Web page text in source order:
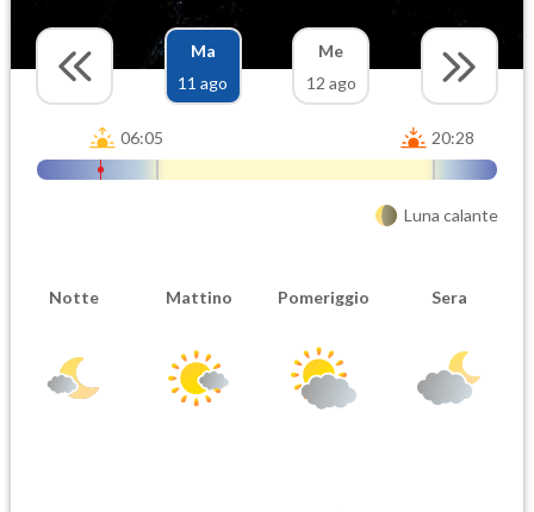
Ma
11 ago
Me
12 ago
06:05 20:28
Luna calante
Notte Mattino Pomeriggio Sera